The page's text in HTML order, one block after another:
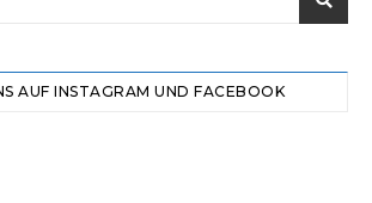
AUF INSTAGRAM UND FACEBOOK